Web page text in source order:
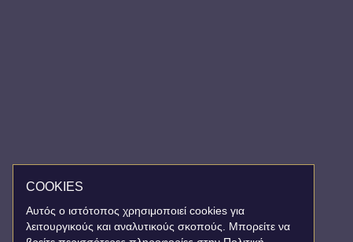
COOKIES
Αυτός ο ιστότοπος χρησιμοποιεί cookies για
λειτουργικούς και αναλυτικούς σκοπούς. Μπορείτε να